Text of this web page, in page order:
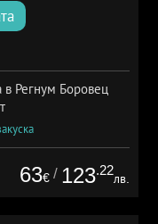
в Регнум Боровец
63€ / 123.22
лв.